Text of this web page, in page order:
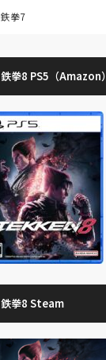
鉄拳7
鉄拳8 PS5（Amazon）
鉄拳8 Steam